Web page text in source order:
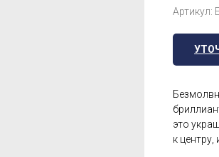
Артикул:
это
к